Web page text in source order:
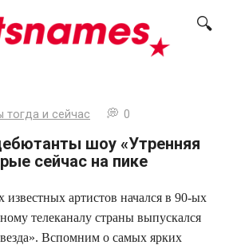
тогда и сейчас 0
шоу «Утренняя
сейчас на пике
известных артистов начался в 90-ых
телеканалу страны выпускался
Вспомним о самых ярких